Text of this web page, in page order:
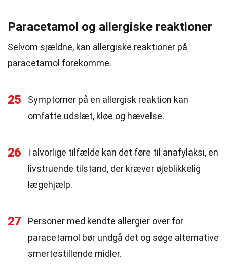
Paracetamol og allergiske reaktioner
Selvom sjældne, kan allergiske reaktioner på
paracetamol forekomme.
25
Symptomer på en allergisk reaktion kan
omfatte udslæt, kløe og hævelse.
26
I alvorlige tilfælde kan det føre til anafylaksi, en
livstruende tilstand, der kræver øjeblikkelig
lægehjælp.
27
Personer med kendte allergier over for
paracetamol bør undgå det og søge alternative
smertestillende midler.